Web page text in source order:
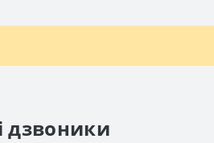
дзвоники